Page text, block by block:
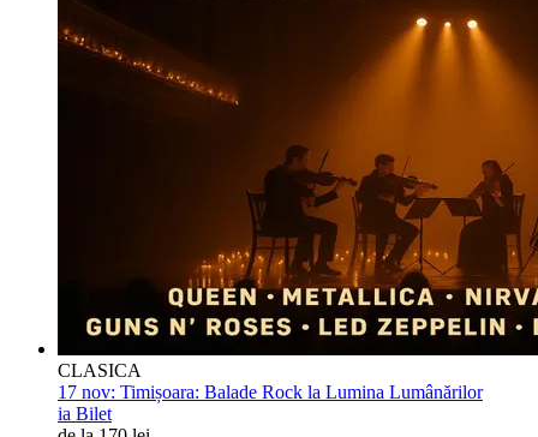
CLASICA
17 nov: Timișoara: Balade Rock la Lumina Lumânărilor
ia Bilet